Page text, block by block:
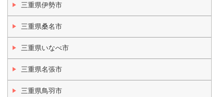
三重県伊勢市
三重県桑名市
三重県いなべ市
三重県名張市
三重県鳥羽市